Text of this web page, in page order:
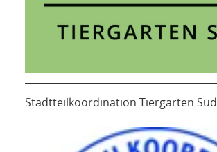
Stadtteilkoordination Tiergarten Süd